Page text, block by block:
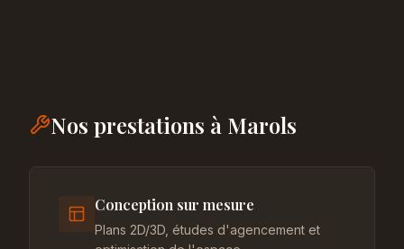
Nos prestations à Marols
Conception sur mesure
Plans 2D/3D, études d'agencement et